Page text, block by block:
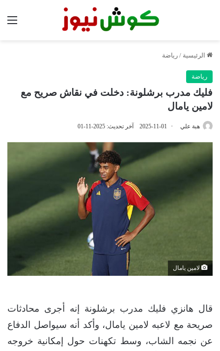
الرئيسية / رياضة
رياضة
فليك مدرب برشلونة: دخلت في نقاش صريح مع
لامين يامال
هبة علي 2025-11-01 آخر تحديث: 2025-11-01
لامين يامال
قال هانزي فليك مدرب برشلونة إنه أجرى محادثات
صريحة مع لاعبه لامين يامال، وأكد أنه سيواصل الدفاع
عن نجمه الشاب، وسط تكهنات حول إمكانية خروجه